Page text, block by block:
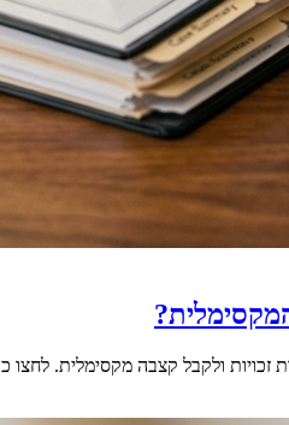
זכויות ולקבל קצבה מקסימלית. לחצו